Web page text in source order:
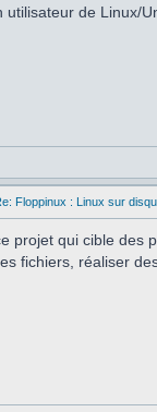
utilisateur de Linux/
Floppinux : Linux sur
projet qui cible des
fichiers, réaliser